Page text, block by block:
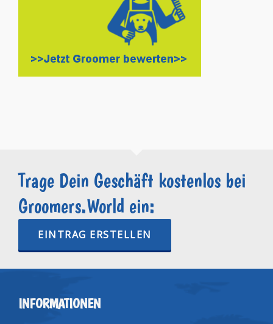
Trage Dein Geschäft kostenlos bei
Groomers.World ein:
EINTRAG ERSTELLEN
INFORMATIONEN